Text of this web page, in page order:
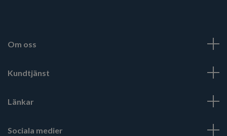
Om oss
Kundtjänst
Länkar
Sociala medier